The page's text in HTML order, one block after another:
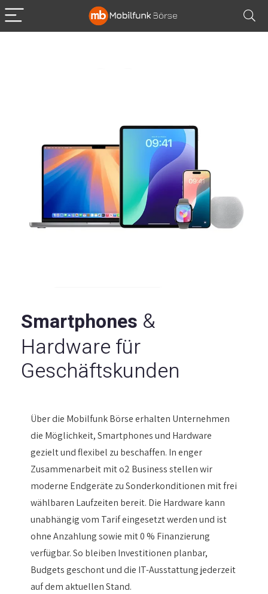
Smartphones &
Hardware für
Geschäftskunden
Über die Mobilfunk Börse erhalten Unternehmen
die Möglichkeit, Smartphones und Hardware
gezielt und flexibel zu beschaffen. In enger
Zusammenarbeit mit o2 Business stellen wir
moderne Endgeräte zu Sonderkonditionen mit frei
wählbaren Laufzeiten bereit. Die Hardware kann
unabhängig vom Tarif eingesetzt werden und ist
ohne Anzahlung sowie mit 0 % Finanzierung
verfügbar. So bleiben Investitionen planbar,
Budgets geschont und die IT-Ausstattung jederzeit
auf dem aktuellen Stand.